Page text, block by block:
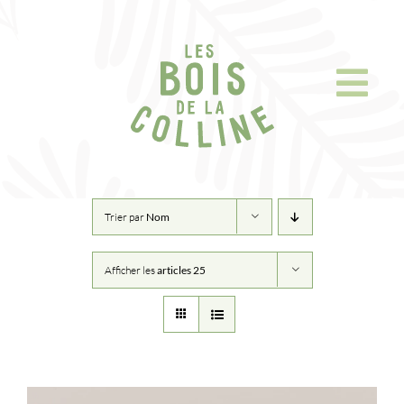
Trier par Nom
Afficher lesarticles 25